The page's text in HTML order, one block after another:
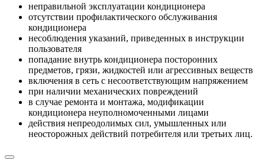
неправильной эксплуатации кондиционера
отсутствии профилактического обслуживания
кондиционера
несоблюдения указаний, приведенных в инструкции
пользователя
попадание внутрь кондиционера посторонних
предметов, грязи, жидкостей или агрессивных веществ
включения в сеть с несоответствующим напряжением
при наличии механических повреждений
в случае ремонта и монтажа, модификации
кондиционера неуполномоченными лицами
действия непреодолимых сил, умышленных или
неосторожных действий потребителя или третьих лиц.